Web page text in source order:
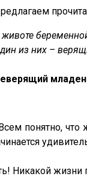
из них –
понятно,
Никакой